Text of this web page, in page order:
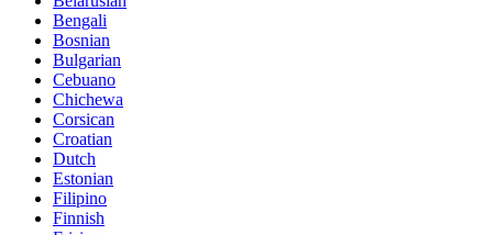
Bengali
Bosnian
Bulgarian
Cebuano
Chichewa
Corsican
Croatian
Dutch
Estonian
Filipino
Finnish